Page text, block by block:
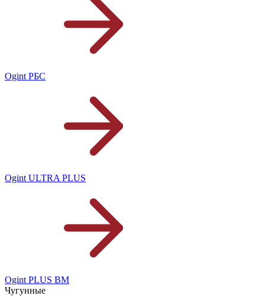
Ogint РБС
Ogint ULTRA PLUS
Ogint PLUS BM
Чугунные